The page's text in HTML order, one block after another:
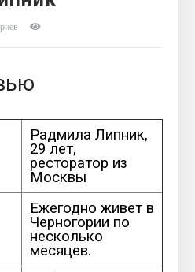
Радмила Липник,
29 лет,
ресторатор из
Москвы
Ежегодно живет в
Черногории по
несколько
месяцев.